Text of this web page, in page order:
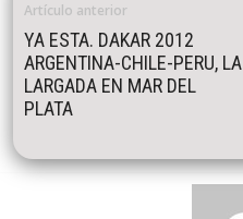
Artículo anterior
YA ESTA. DAKAR 2012
ARGENTINA-CHILE-PERU, LA
LARGADA EN MAR DEL
PLATA